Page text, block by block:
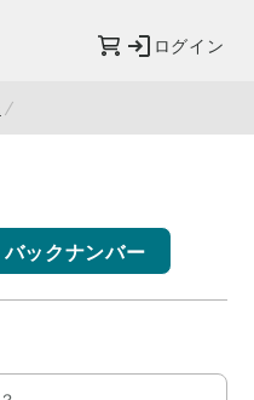
ログイン
バックナンバー